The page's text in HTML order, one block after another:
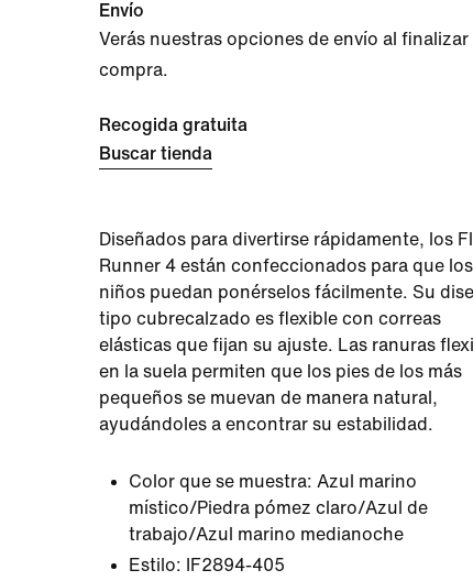
Envío
Verás nuestras opciones de envío al finalizar
compra.
Recogida gratuita
Buscar tienda
Diseñados para divertirse rápidamente, los
Runner 4 están confeccionados para que los
niños puedan ponérselos fácilmente. Su
tipo cubrecalzado es flexible con correas
elásticas que fijan su ajuste. Las ranuras
en la suela permiten que los pies de los más
pequeños se muevan de manera natural,
ayudándoles a encontrar su estabilidad.
Color que se muestra: Azul marino
místico/Piedra pómez claro/Azul de
trabajo/Azul marino medianoche
Estilo:
IF2894-405